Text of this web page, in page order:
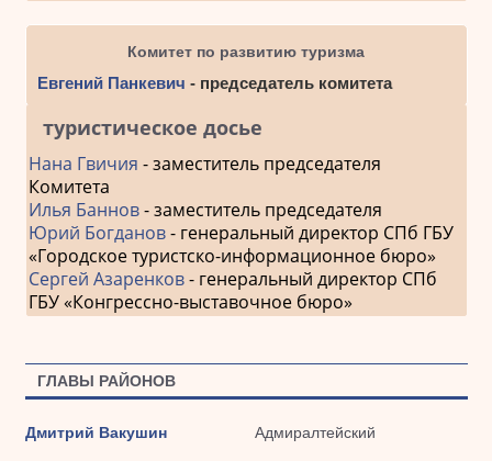
Комитет по развитию туризма
Евгений Панкевич - председатель комитета
туристическое досье
Нана Гвичия - заместитель председателя
Комитета
Илья Баннов- заместитель председателя
Юрий Богданов- генеральный директор СПб ГБУ
«Городское туристско-информационное бюро»
Сергей Азаренков- генеральный директор СПб
ГБУ «Конгрессно-выставочное бюро»
ГЛАВЫ РАЙОНОВ
Дмитрий Вакушин Адмиралтейский